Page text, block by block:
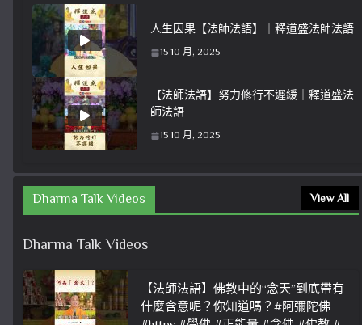
人生因果【法師法語】｜釋道盛法師法語
15 10 月, 2025
【法師法語】努力修行不遲緩｜釋道盛法
師法語
15 10 月, 2025
Dharma Talk Videos View All
Dharma Talk Videos
【法師法語】佛教中的“念天”到底帶有
什麼含意呢？你知道嗎？#阿彌陀佛